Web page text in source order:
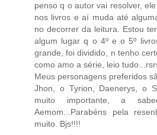
penso q o autor vai resolver,
nos livros e aí muda até
no decorrer da leitura. Estou
algum lugar q o 4º e o 5º
grande, foi dividido, n tenho
como amo a série, leio
Meus personagens preferidos
Jhon, o Tyrion, Daenerys, o
muito importante, a
Aemom...Parabéns pela
muito. Bjs!!!!